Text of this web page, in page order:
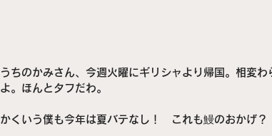
うちのかみさん、今週火曜にギリシャより帰国。相変
よ。ほんとタフだわ。
かくいう僕も今年は夏バテなし！　これも鰻のおかげ